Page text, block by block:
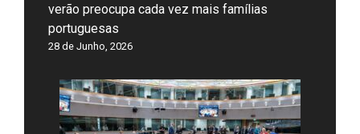
verão preocupa cada vez mais famílias
portuguesas
28 de Junho, 2026